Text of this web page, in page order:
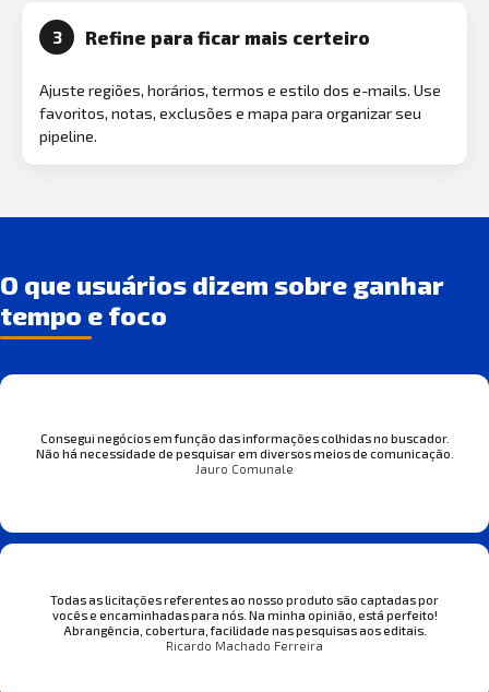
3 Refine para ficar mais certeiro
Ajuste regiões, horários, termos e estilo dos e-mails. Use
favoritos, notas, exclusões e mapa para organizar seu
pipeline.
O que usuários dizem sobre ganhar
tempo e foco
Consegui negócios em função das informações colhidas no buscador.
Não há necessidade de pesquisar em diversos meios de comunicação.
Jauro Comunale
Todas as licitações referentes ao nosso produto são captadas por
vocês e encaminhadas para nós. Na minha opinião, está perfeito!
Abrangência, cobertura, facilidade nas pesquisas aos editais.
Ricardo Machado Ferreira